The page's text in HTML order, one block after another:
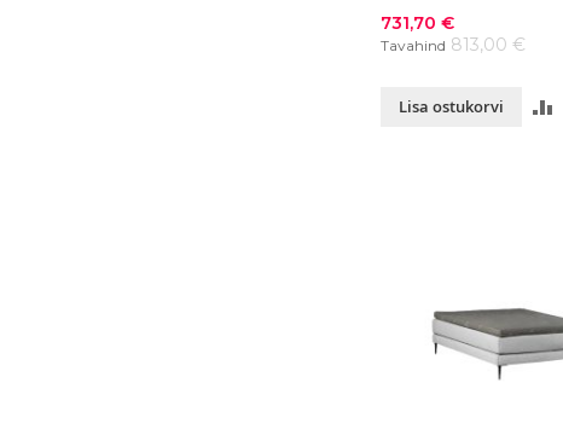
Soodushind
731,70 €
Tavahind 813,00 €
Lisa ostukorvi